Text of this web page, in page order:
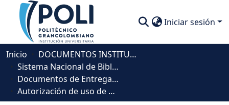
Iniciar sesión
Comunidades
Descubre
Estadísticas
Inicio
DOCUMENTOS INSTITUCIONALES
Sistema Nacional de Bibliotecas - SISNAB
Documentos de Entrega de Trabajos de Investigación
Autorización de uso de Contenidos